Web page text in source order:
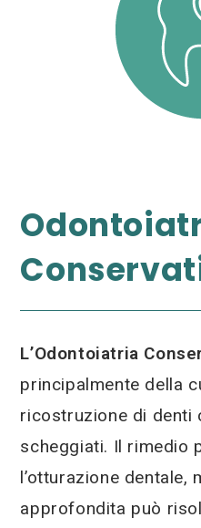
L’Odontoiatria
principalmente della
ricostruzione di denti
scheggiati. Il rimedio
l’otturazione dentale,
approfondita può